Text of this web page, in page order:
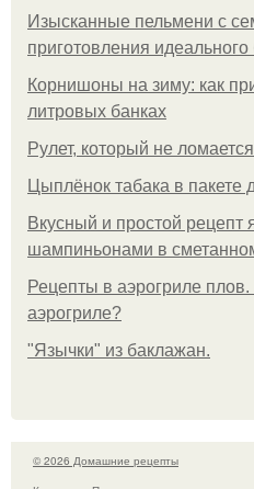
Изысканные пельмени с
приготовления
Корнишоны на зиму: как
литровых банках
Рулет, который не
Цыплёнок табака в пакете
Вкусный и простой рецепт
шампиньонами в
Рецепты в аэрогриле плов.
аэрогриле?
"Язычки" из баклажан.
© 2026 Домашние рецепты